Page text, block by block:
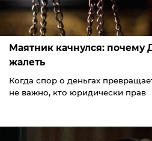
Маятник качнулся: почему
жалеть
Когда спор о деньгах
не важно, кто юридически прав